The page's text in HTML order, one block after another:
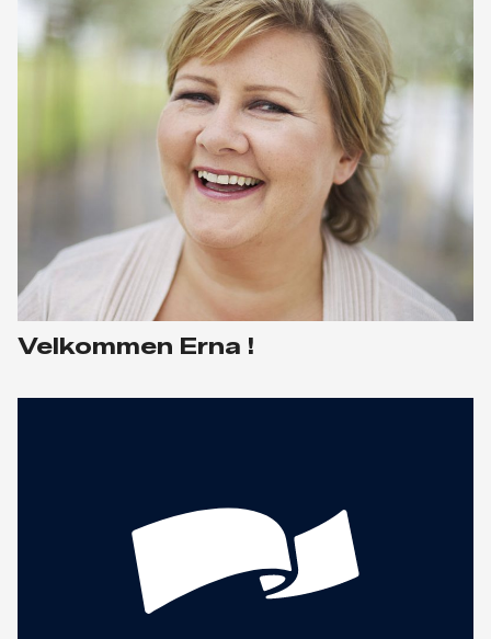
Velkommen Erna !